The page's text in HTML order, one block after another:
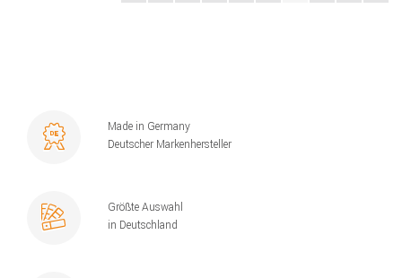
Made in Germany
Deutscher Markenhersteller
Größte Auswahl
in Deutschland